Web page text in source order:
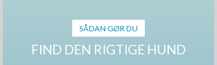
SÅDAN GØR DU
FIND DEN RIGTIGE HUND